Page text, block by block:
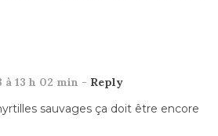
13 h 02 min - Reply
sauvages ça doit être encore